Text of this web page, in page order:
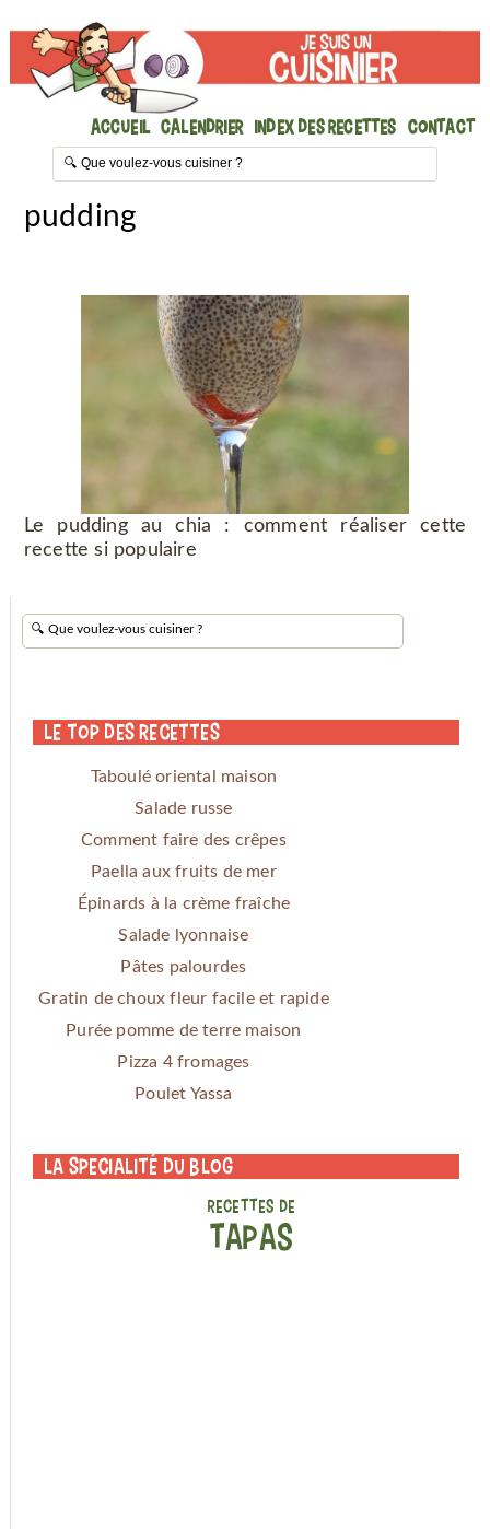
Accueil Calendrier Index des recettes Contact
pudding
Le pudding au chia : comment réaliser cette
recette si populaire
Le Top des Recettes
Taboulé oriental maison
Salade russe
Comment faire des crêpes
Paella aux fruits de mer
Épinards à la crème fraîche
Salade lyonnaise
Pâtes palourdes
Gratin de choux fleur facile et rapide
Purée pomme de terre maison
Pizza 4 fromages
Poulet Yassa
La specialité du blog
RECETTES DE
TAPAS